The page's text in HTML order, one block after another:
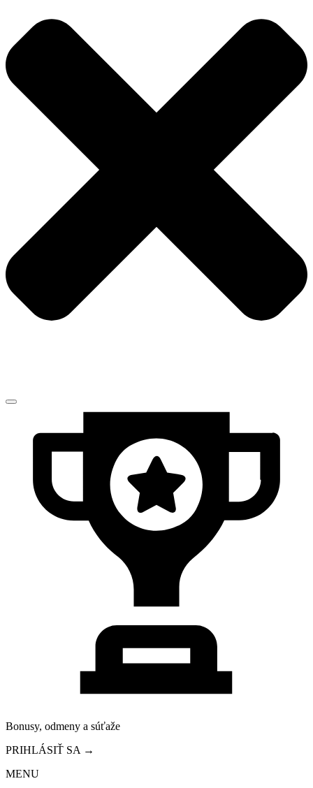
Bonusy, odmeny a súťaže
PRIHLÁSIŤ SA →
MENU